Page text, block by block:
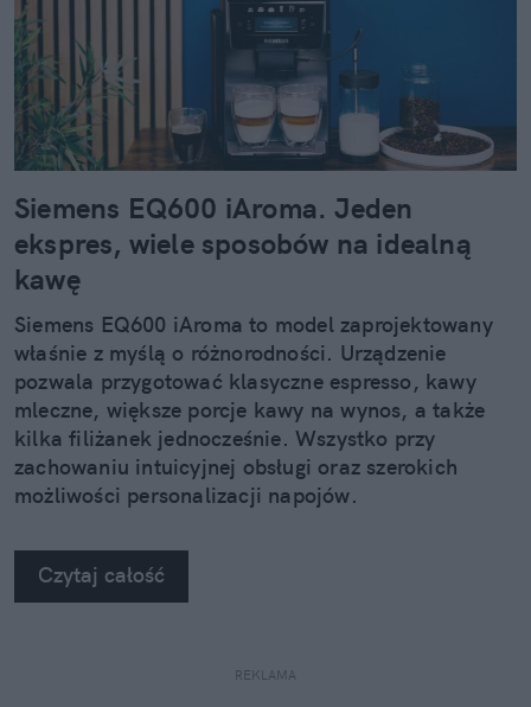
Siemens EQ600 iAroma. Jeden
ekspres, wiele sposobów na idealną
kawę
Siemens EQ600 iAroma to model zaprojektowany
właśnie z myślą o różnorodności. Urządzenie
pozwala przygotować klasyczne espresso, kawy
mleczne, większe porcje kawy na wynos, a także
kilka filiżanek jednocześnie. Wszystko przy
zachowaniu intuicyjnej obsługi oraz szerokich
możliwości personalizacji napojów.
Czytaj całość
REKLAMA